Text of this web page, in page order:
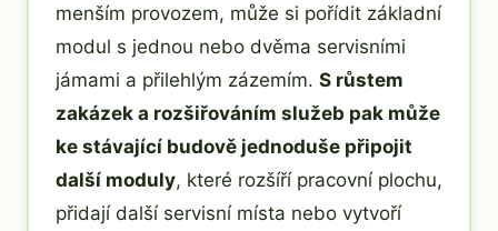
menším provozem, může si pořídit základní
modul s jednou nebo dvěma servisními
jámami a přilehlým zázemím. S růstem
zakázek a rozšiřováním služeb pak může
ke stávající budově jednoduše připojit
další moduly, které rozšíří pracovní plochu,
přidají další servisní místa nebo vytvoří